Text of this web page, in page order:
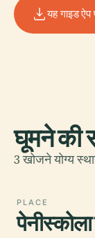
यह गाइड ऐप
घूमने की
3 खोजने योग्य
PLACE